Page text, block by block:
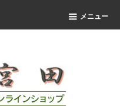
メニュー